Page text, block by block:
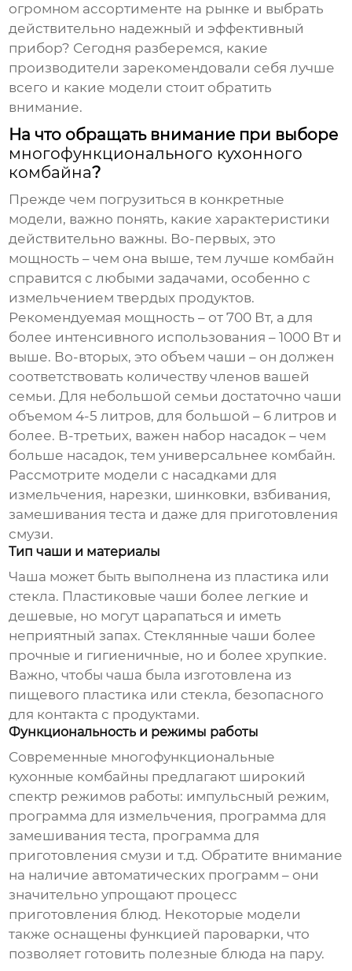
огромном ассортименте на рынке и выбрать
действительно надежный и эффективный
прибор? Сегодня разберемся, какие
производители зарекомендовали себя лучше
всего и какие модели стоит обратить
внимание.
На что обращать внимание при выборе
многофункционального кухонного
комбайна?
Прежде чем погрузиться в конкретные
модели, важно понять, какие характеристики
действительно важны. Во-первых, это
мощность – чем она выше, тем лучше комбайн
справится с любыми задачами, особенно с
измельчением твердых продуктов.
Рекомендуемая мощность – от 700 Вт, а для
более интенсивного использования – 1000 Вт и
выше. Во-вторых, это объем чаши – он должен
соответствовать количеству членов вашей
семьи. Для небольшой семьи достаточно чаши
объемом 4-5 литров, для большой – 6 литров и
более. В-третьих, важен набор насадок – чем
больше насадок, тем универсальнее комбайн.
Рассмотрите модели с насадками для
измельчения, нарезки, шинковки, взбивания,
замешивания теста и даже для приготовления
смузи.
Тип чаши и материалы
Чаша может быть выполнена из пластика или
стекла. Пластиковые чаши более легкие и
дешевые, но могут царапаться и иметь
неприятный запах. Стеклянные чаши более
прочные и гигиеничные, но и более хрупкие.
Важно, чтобы чаша была изготовлена из
пищевого пластика или стекла, безопасного
для контакта с продуктами.
Функциональность и режимы работы
Современные многофункциональные
кухонные комбайны предлагают широкий
спектр режимов работы: импульсный режим,
программа для измельчения, программа для
замешивания теста, программа для
приготовления смузи и т.д. Обратите внимание
на наличие автоматических программ – они
значительно упрощают процесс
приготовления блюд. Некоторые модели
также оснащены функцией пароварки, что
позволяет готовить полезные блюда на пару.